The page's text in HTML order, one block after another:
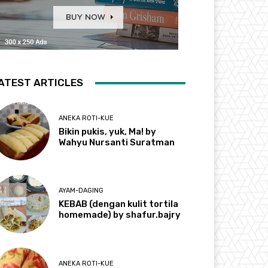
ARTICLES
ANEKA ROTI-KUE
Bikin pukis, yuk, Ma! by
Wahyu Nursanti Suratman
AYAM-DAGING
KEBAB (dengan kulit tortila
homemade) by shafur.bajry
ANEKA ROTI-KUE